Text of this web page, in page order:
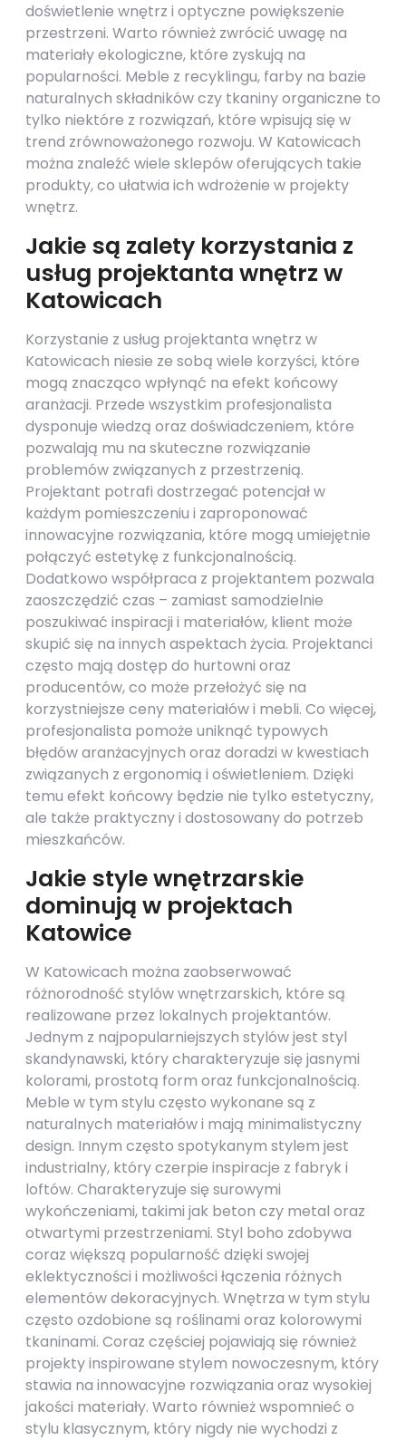
doświetlenie wnętrz i optyczne powiększenie
przestrzeni. Warto również zwrócić uwagę na
materiały ekologiczne, które zyskują na
popularności. Meble z recyklingu, farby na bazie
naturalnych składników czy tkaniny organiczne to
tylko niektóre z rozwiązań, które wpisują się w
trend zrównoważonego rozwoju. W Katowicach
można znaleźć wiele sklepów oferujących takie
produkty, co ułatwia ich wdrożenie w projekty
wnętrz.
Jakie są zalety korzystania z
usług projektanta wnętrz w
Katowicach
Korzystanie z usług projektanta wnętrz w
Katowicach niesie ze sobą wiele korzyści, które
mogą znacząco wpłynąć na efekt końcowy
aranżacji. Przede wszystkim profesjonalista
dysponuje wiedzą oraz doświadczeniem, które
pozwalają mu na skuteczne rozwiązanie
problemów związanych z przestrzenią.
Projektant potrafi dostrzegać potencjał w
każdym pomieszczeniu i zaproponować
innowacyjne rozwiązania, które mogą umiejętnie
połączyć estetykę z funkcjonalnością.
Dodatkowo współpraca z projektantem pozwala
zaoszczędzić czas – zamiast samodzielnie
poszukiwać inspiracji i materiałów, klient może
skupić się na innych aspektach życia. Projektanci
często mają dostęp do hurtowni oraz
producentów, co może przełożyć się na
korzystniejsze ceny materiałów i mebli. Co więcej,
profesjonalista pomoże uniknąć typowych
błędów aranżacyjnych oraz doradzi w kwestiach
związanych z ergonomią i oświetleniem. Dzięki
temu efekt końcowy będzie nie tylko estetyczny,
ale także praktyczny i dostosowany do potrzeb
mieszkańców.
Jakie style wnętrzarskie
dominują w projektach
Katowice
W Katowicach można zaobserwować
różnorodność stylów wnętrzarskich, które są
realizowane przez lokalnych projektantów.
Jednym z najpopularniejszych stylów jest styl
skandynawski, który charakteryzuje się jasnymi
kolorami, prostotą form oraz funkcjonalnością.
Meble w tym stylu często wykonane są z
naturalnych materiałów i mają minimalistyczny
design. Innym często spotykanym stylem jest
industrialny, który czerpie inspiracje z fabryk i
loftów. Charakteryzuje się surowymi
wykończeniami, takimi jak beton czy metal oraz
otwartymi przestrzeniami. Styl boho zdobywa
coraz większą popularność dzięki swojej
eklektyczności i możliwości łączenia różnych
elementów dekoracyjnych. Wnętrza w tym stylu
często ozdobione są roślinami oraz kolorowymi
tkaninami. Coraz częściej pojawiają się również
projekty inspirowane stylem nowoczesnym, który
stawia na innowacyjne rozwiązania oraz wysokiej
jakości materiały. Warto również wspomnieć o
stylu klasycznym, który nigdy nie wychodzi z